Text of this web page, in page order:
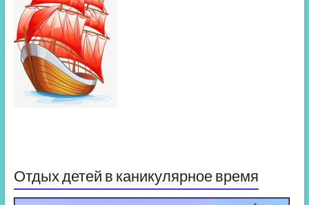
Отдых детей в каникулярное время